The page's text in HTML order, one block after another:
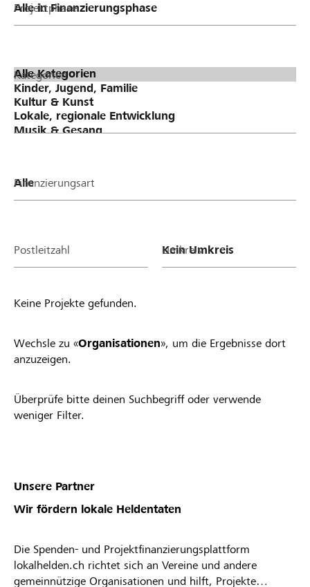
Projektphase
Kategorien
Finanzierungsart
Postleitzahl Umkreis
Keine Projekte gefunden.
Wechsle zu «Organisationen», um die Ergebnisse dort
anzuzeigen.
Überprüfe bitte deinen Suchbegriff oder verwende
weniger Filter.
Unsere Partner
Wir fördern lokale Heldentaten
Die Spenden- und Projektfinanzierungsplattform
lokalhelden.ch richtet sich an Vereine und andere
gemeinnützige Organisationen und hilft, Projekte